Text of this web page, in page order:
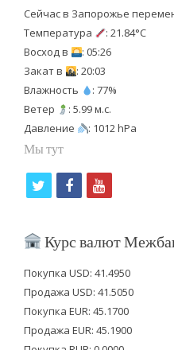
Сейчас в Запорожье
Температура
: 21.84°C
Восход в
: 05:26
Закат в
: 20:03
Влажность
: 77%
Ветер
: 5.99 м.с.
Давление
: 1012 hPa
Мы тут
i
t
e
r
f
c
b
o
o
y
u
u
b
e
Курс валют
Покупка USD: 41.4950
Продажа USD: 41.5050
Покупка EUR: 45.1700
Продажа EUR: 45.1900